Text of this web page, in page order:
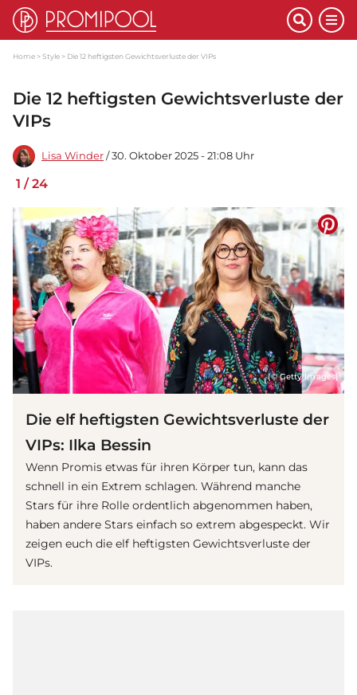
Home Style Die 12 heftigsten Gewichtsverluste der VIPs
Die 12 heftigsten Gewichtsverluste der
VIPs
Lisa Winder / 30. Oktober 2025 - 21:08 Uhr
1 /24
(© Getty Images)
Die elf heftigsten Gewichtsverluste der
VIPs: Ilka Bessin
Wenn Promis etwas für ihren Körper tun, kann das
schnell in ein Extrem schlagen. Während manche
Stars für ihre Rolle ordentlich abgenommen haben,
haben andere Stars einfach so extrem abgespeckt. Wir
zeigen euch die elf heftigsten Gewichtsverluste der
VIPs.